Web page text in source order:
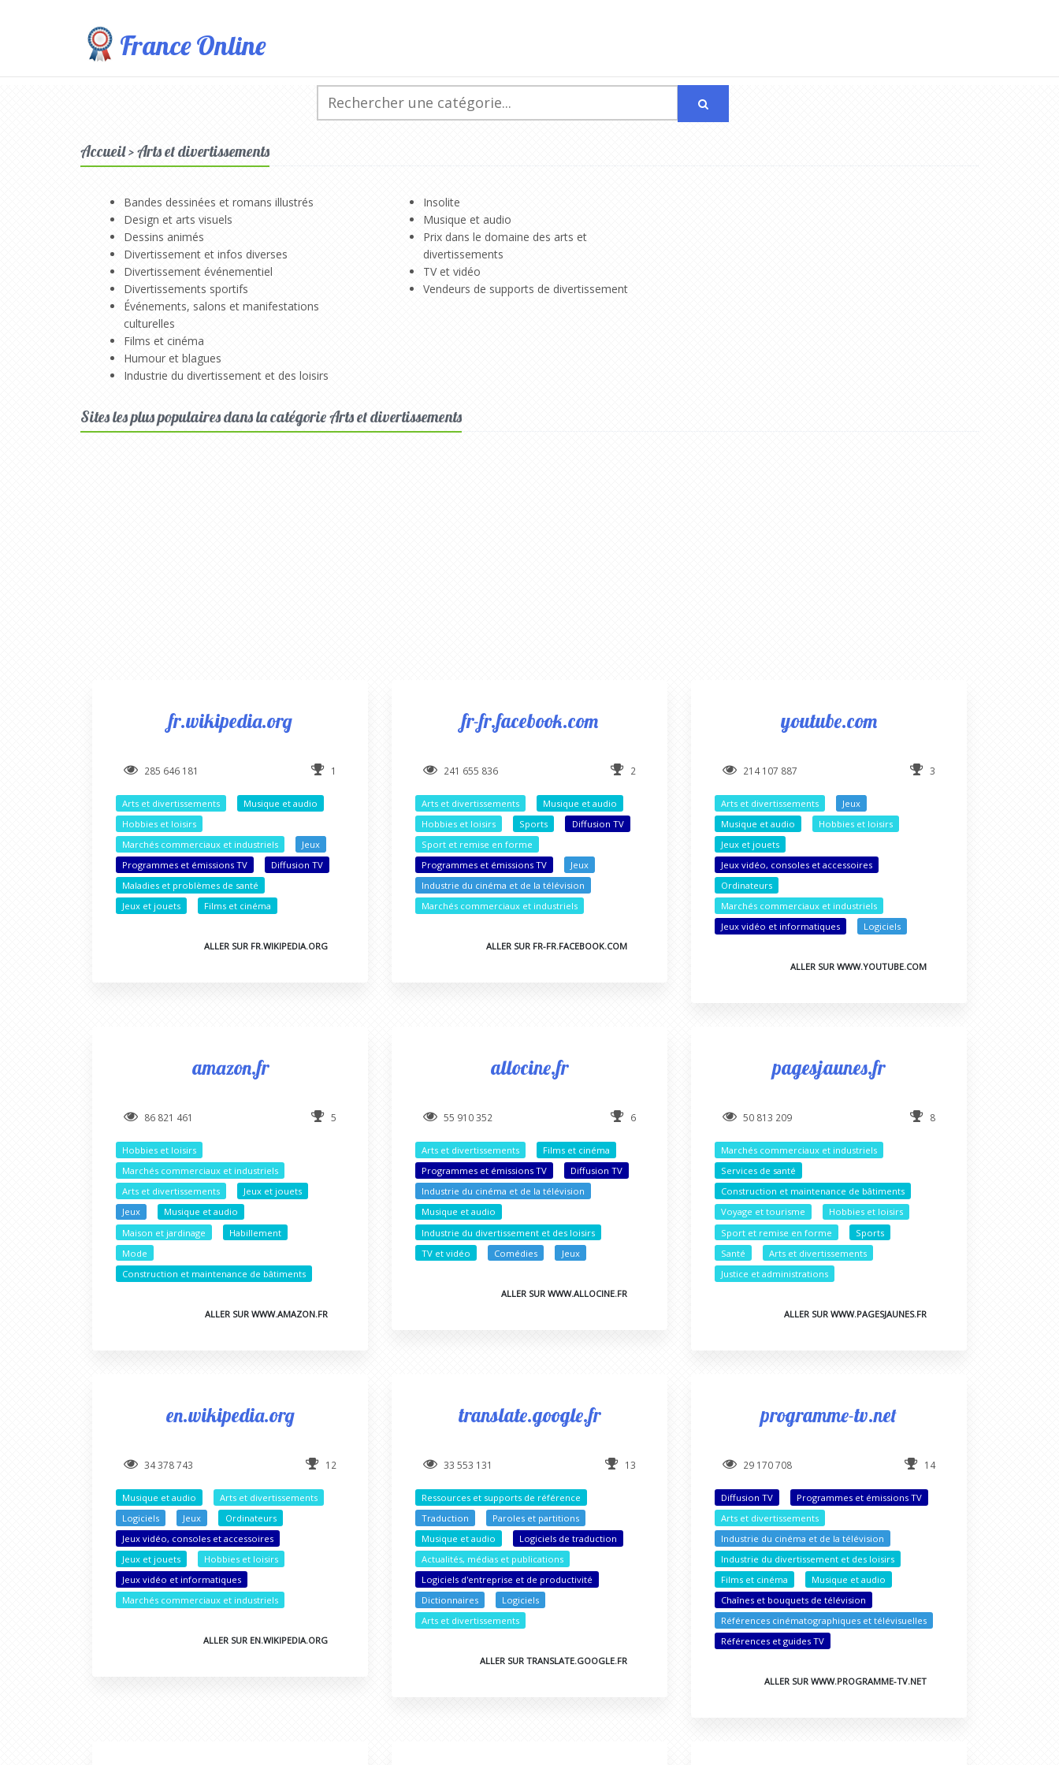
France Online
Accueil > Arts et divertissements
Bandes dessinées et romans illustrés
Design et arts visuels
Dessins animés
Divertissement et infos diverses
Divertissement événementiel
Divertissements sportifs
Événements, salons et manifestations
culturelles
Films et cinéma
Humour et blagues
Industrie du divertissement et des loisirs
Insolite
Musique et audio
Prix dans le domaine des arts et
divertissements
TV et vidéo
Vendeurs de supports de divertissement
Sites les plus populaires dans la catégorie Arts et divertissements
fr.wikipedia.org
285 646 181 1
Arts et divertissements
Musique et audio
Hobbies et loisirs
Marchés commerciaux et industriels
Jeux
Programmes et émissions TV
Diffusion TV
Maladies et problèmes de santé
Jeux et jouets
Films et cinéma
ALLER SUR FR.WIKIPEDIA.ORG
fr-fr.facebook.com
241 655 836 2
Arts et divertissements
Musique et audio
Hobbies et loisirs
Sports
Diffusion TV
Sport et remise en forme
Programmes et émissions TV
Jeux
Industrie du cinéma et de la télévision
Marchés commerciaux et industriels
ALLER SUR FR-FR.FACEBOOK.COM
youtube.com
214 107 887 3
Arts et divertissements
Jeux
Musique et audio
Hobbies et loisirs
Jeux et jouets
Jeux vidéo, consoles et accessoires
Ordinateurs
Marchés commerciaux et industriels
Jeux vidéo et informatiques
Logiciels
ALLER SUR WWW.YOUTUBE.COM
amazon.fr
86 821 461 5
Hobbies et loisirs
Marchés commerciaux et industriels
Arts et divertissements
Jeux et jouets
Jeux
Musique et audio
Maison et jardinage
Habillement
Mode
Construction et maintenance de bâtiments
ALLER SUR WWW.AMAZON.FR
allocine.fr
55 910 352 6
Arts et divertissements
Films et cinéma
Programmes et émissions TV
Diffusion TV
Industrie du cinéma et de la télévision
Musique et audio
Industrie du divertissement et des loisirs
TV et vidéo
Comédies Jeux
ALLER SUR WWW.ALLOCINE.FR
pagesjaunes.fr
50 813 209 8
Marchés commerciaux et industriels
Services de santé
Construction et maintenance de bâtiments
Voyage et tourisme
Hobbies et loisirs
Sport et remise en forme
Sports
Santé
Arts et divertissements
Justice et administrations
ALLER SUR WWW.PAGESJAUNES.FR
en.wikipedia.org
34 378 743 12
Musique et audio
Arts et divertissements
Logiciels
Jeux
Ordinateurs
Jeux vidéo, consoles et accessoires
Jeux et jouets
Hobbies et loisirs
Jeux vidéo et informatiques
Marchés commerciaux et industriels
ALLER SUR EN.WIKIPEDIA.ORG
translate.google.fr
33 553 131 13
Ressources et supports de référence
Traduction
Paroles et partitions
Musique et audio
Logiciels de traduction
Actualités, médias et publications
Logiciels d'entreprise et de productivité
Dictionnaires
Logiciels
Arts et divertissements
ALLER SUR TRANSLATE.GOOGLE.FR
programme-tv.net
29 170 708 14
Diffusion TV
Programmes et émissions TV
Arts et divertissements
Industrie du cinéma et de la télévision
Industrie du divertissement et des loisirs
Films et cinéma
Musique et audio
Chaînes et bouquets de télévision
Références cinématographiques et télévisuelles
Références et guides TV
ALLER SUR WWW.PROGRAMME-TV.NET